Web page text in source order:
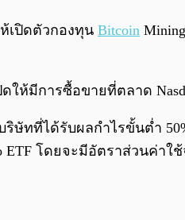
เปิดตัวกองทุน Bitcoin
ดให้มีการซื้อขายที่ตลาด
ทที่ได้รับผลกำไรขั้นต่ำ
โดยจะมีอัตราส่วนค่าใช้